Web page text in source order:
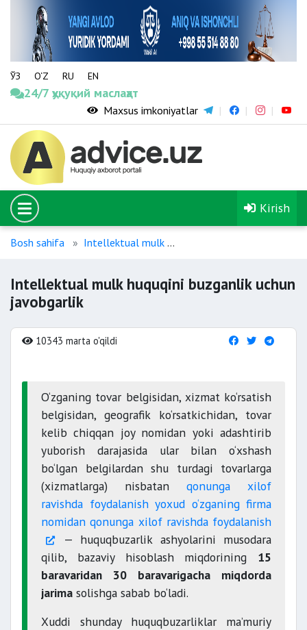
ЎЗ O‘Z RU EN
24/7 ҳуқуқий маслаҳат
Maxsus imkoniyatlar
Kirish
Bosh sahifa Intellektual mulk
Intellektual mulk huquqini buzganlik uchun
javobgarlik
10343 marta o'qildi
O‘zganing tovar belgisidan, xizmat ko‘rsatish
belgisidan, geografik ko‘rsatkichidan, tovar
kelib chiqqan joy nomidan yoki adashtirib
yuborish darajasida ular bilan o‘xshash
bo‘lgan belgilardan shu turdagi tovarlarga
(xizmatlarga) nisbatan qonunga xilof
ravishda foydalanish yoxud o‘zganing firma
nomidan qonunga xilof ravishda foydalanish
— huquqbuzarlik ashyolarini musodara
qilib, bazaviy hisoblash miqdorining 15
baravaridan 30 baravarigacha miqdorda
jarima solishga sabab bo‘ladi.
Xuddi shunday huquqbuzarliklar ma’muriy